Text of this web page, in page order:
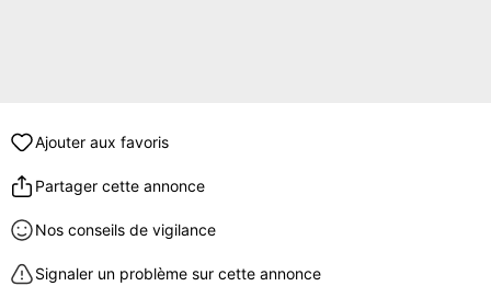
Ajouter aux favoris
Partager cette annonce
Nos conseils de vigilance
Signaler un problème sur cette annonce